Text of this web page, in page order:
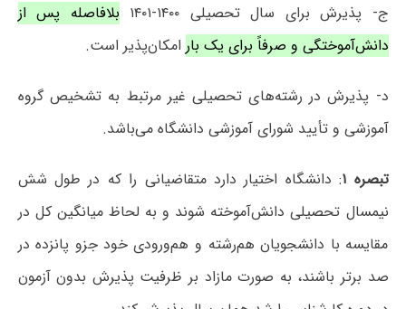
ج- پذیرش برای سال تحصیلی ۱۴۰۰-۱۴۰۱
بلافاصله پس از
دانش‌آموختگی و صرفاً برای یک بار امکان‌پذیر است.
د- پذیرش در رشته‌های تحصیلی غیر مرتبط به تشخیص گروه
آموزشی و تأیید شورای آموزشی دانشگاه می‌باشد.
تبصره ۱ : دانشگاه اختیار دارد متقاضیانی را که در طول شش
نیمسال تحصیلی دانش‌آموخته شوند و به لحاظ میانگین کل در
مقایسه با دانشجویان هم‌رشته و هم‌ورودی خود جزو پانزده در
صد برتر باشند، به صورت مازاد بر ظرفیت پذیرش بدون آزمون